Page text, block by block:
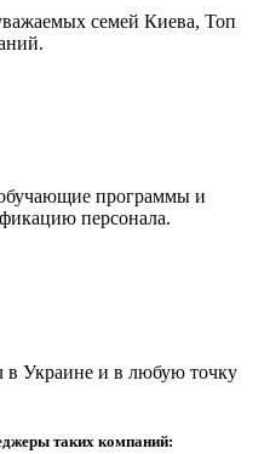
семей Киева, Топ
программы и
персонала.
Украине и в любую точку
таких компаний: